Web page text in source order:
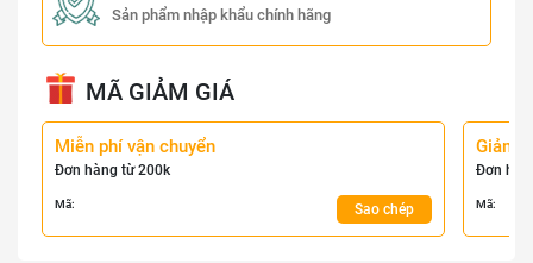
Sản phẩm nhập khẩu chính hãng
MÃ GIẢM GIÁ
Miễn phí vận chuyển
Đơn hàng từ 200k
Mã: Sao chép
Giảm
Đơn
Mã: